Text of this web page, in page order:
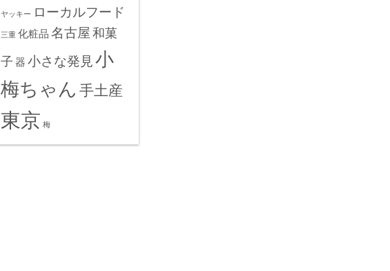
ヤッキー ローカルフード
三重 化粧品名古屋和菓
子器小さな発見小
梅ちゃん 手土産
東京 梅